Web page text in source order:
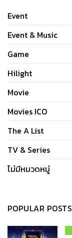
Event
Event & Music
Game
Hilight
Movie
Movies ICO
The A List
TV & Series
ไม่มีหมวดหมู่
POPULAR POSTS